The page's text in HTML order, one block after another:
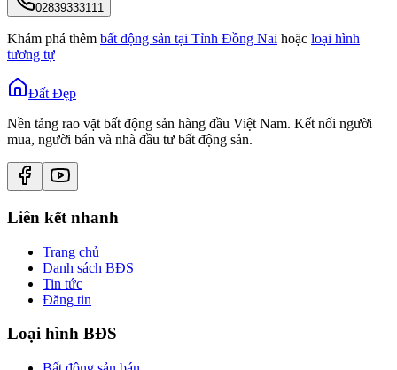
02839333111
Khám phá thêm bất động sản tại Tỉnh Đồng Nai hoặc loại hình
tương tự
Đất Đẹp
Nền tảng rao vặt bất động sản hàng đầu Việt Nam. Kết nối người
mua, người bán và nhà đầu tư bất động sản.
Liên kết nhanh
Trang chủ
Danh sách BĐS
Tin tức
Đăng tin
Loại hình BĐS